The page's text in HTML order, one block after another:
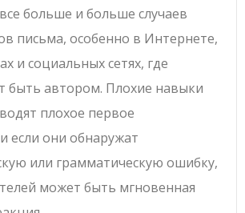
больше и больше случаев
письма, особенно в Интернете,
и социальных сетях, где
быть автором. Плохие навыки
плохое первое
если они обнаружат
или грамматическую ошибку,
может быть мгновенная